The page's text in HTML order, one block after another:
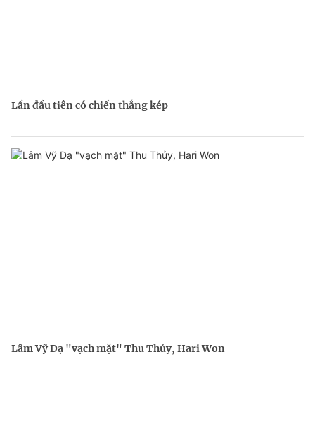
Lần đầu tiên có chiến thắng kép
Lâm Vỹ Dạ "vạch mặt" Thu Thủy, Hari Won